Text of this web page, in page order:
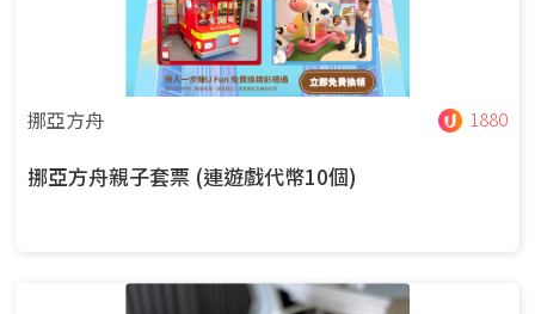
挪亞方舟 1880
挪亞方舟親子套票 (連遊戲代幣10個)